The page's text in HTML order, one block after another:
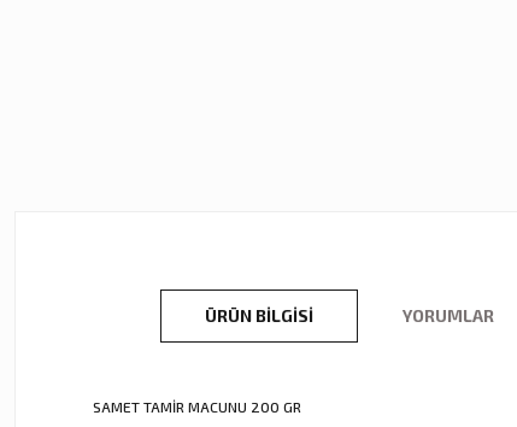
ÜRÜN BILGISI YORUMLAR
SAMET TAMİR MACUNU 200 GR